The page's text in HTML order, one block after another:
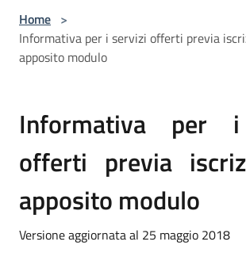
Home >
Informativa per i servizi offerti previa
apposito modulo
Informativa per
offerti previa
apposito modulo
Versione aggiornata al 25 maggio 2018